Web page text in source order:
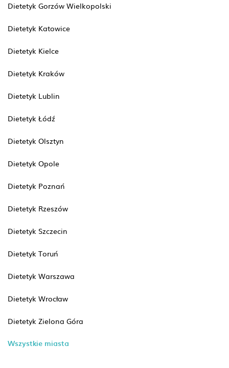
Dietetyk Gorzów Wielkopolski
Dietetyk Katowice
Dietetyk Kielce
Dietetyk Kraków
Dietetyk Lublin
Dietetyk Łódź
Dietetyk Olsztyn
Dietetyk Opole
Dietetyk Poznań
Dietetyk Rzeszów
Dietetyk Szczecin
Dietetyk Toruń
Dietetyk Warszawa
Dietetyk Wrocław
Dietetyk Zielona Góra
Wszystkie miasta